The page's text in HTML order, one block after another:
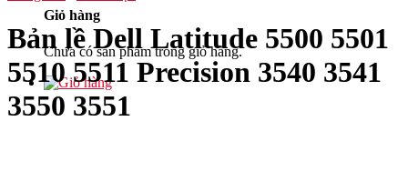
Giỏ hàng
Chưa có sản phẩm trong giỏ hàng.
Bản lề Dell Latitude 5500 5501
5510 5511 Precision 3540 3541
3550 3551